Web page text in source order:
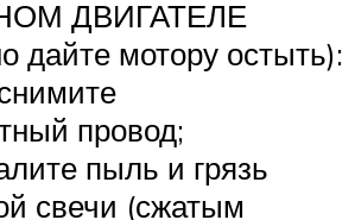
ДВИГАТЕЛЕ
дайте мотору остыть):
провод;
пыль и грязь
свечи (сжатым